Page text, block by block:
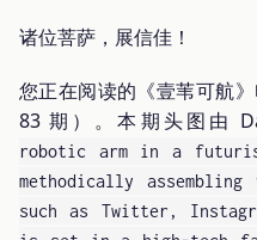
诸位菩萨，展信佳！
您正在阅读的《壹苇可航
83 期）。本期头图由
robotic arm in a
methodically
such as Twitter,